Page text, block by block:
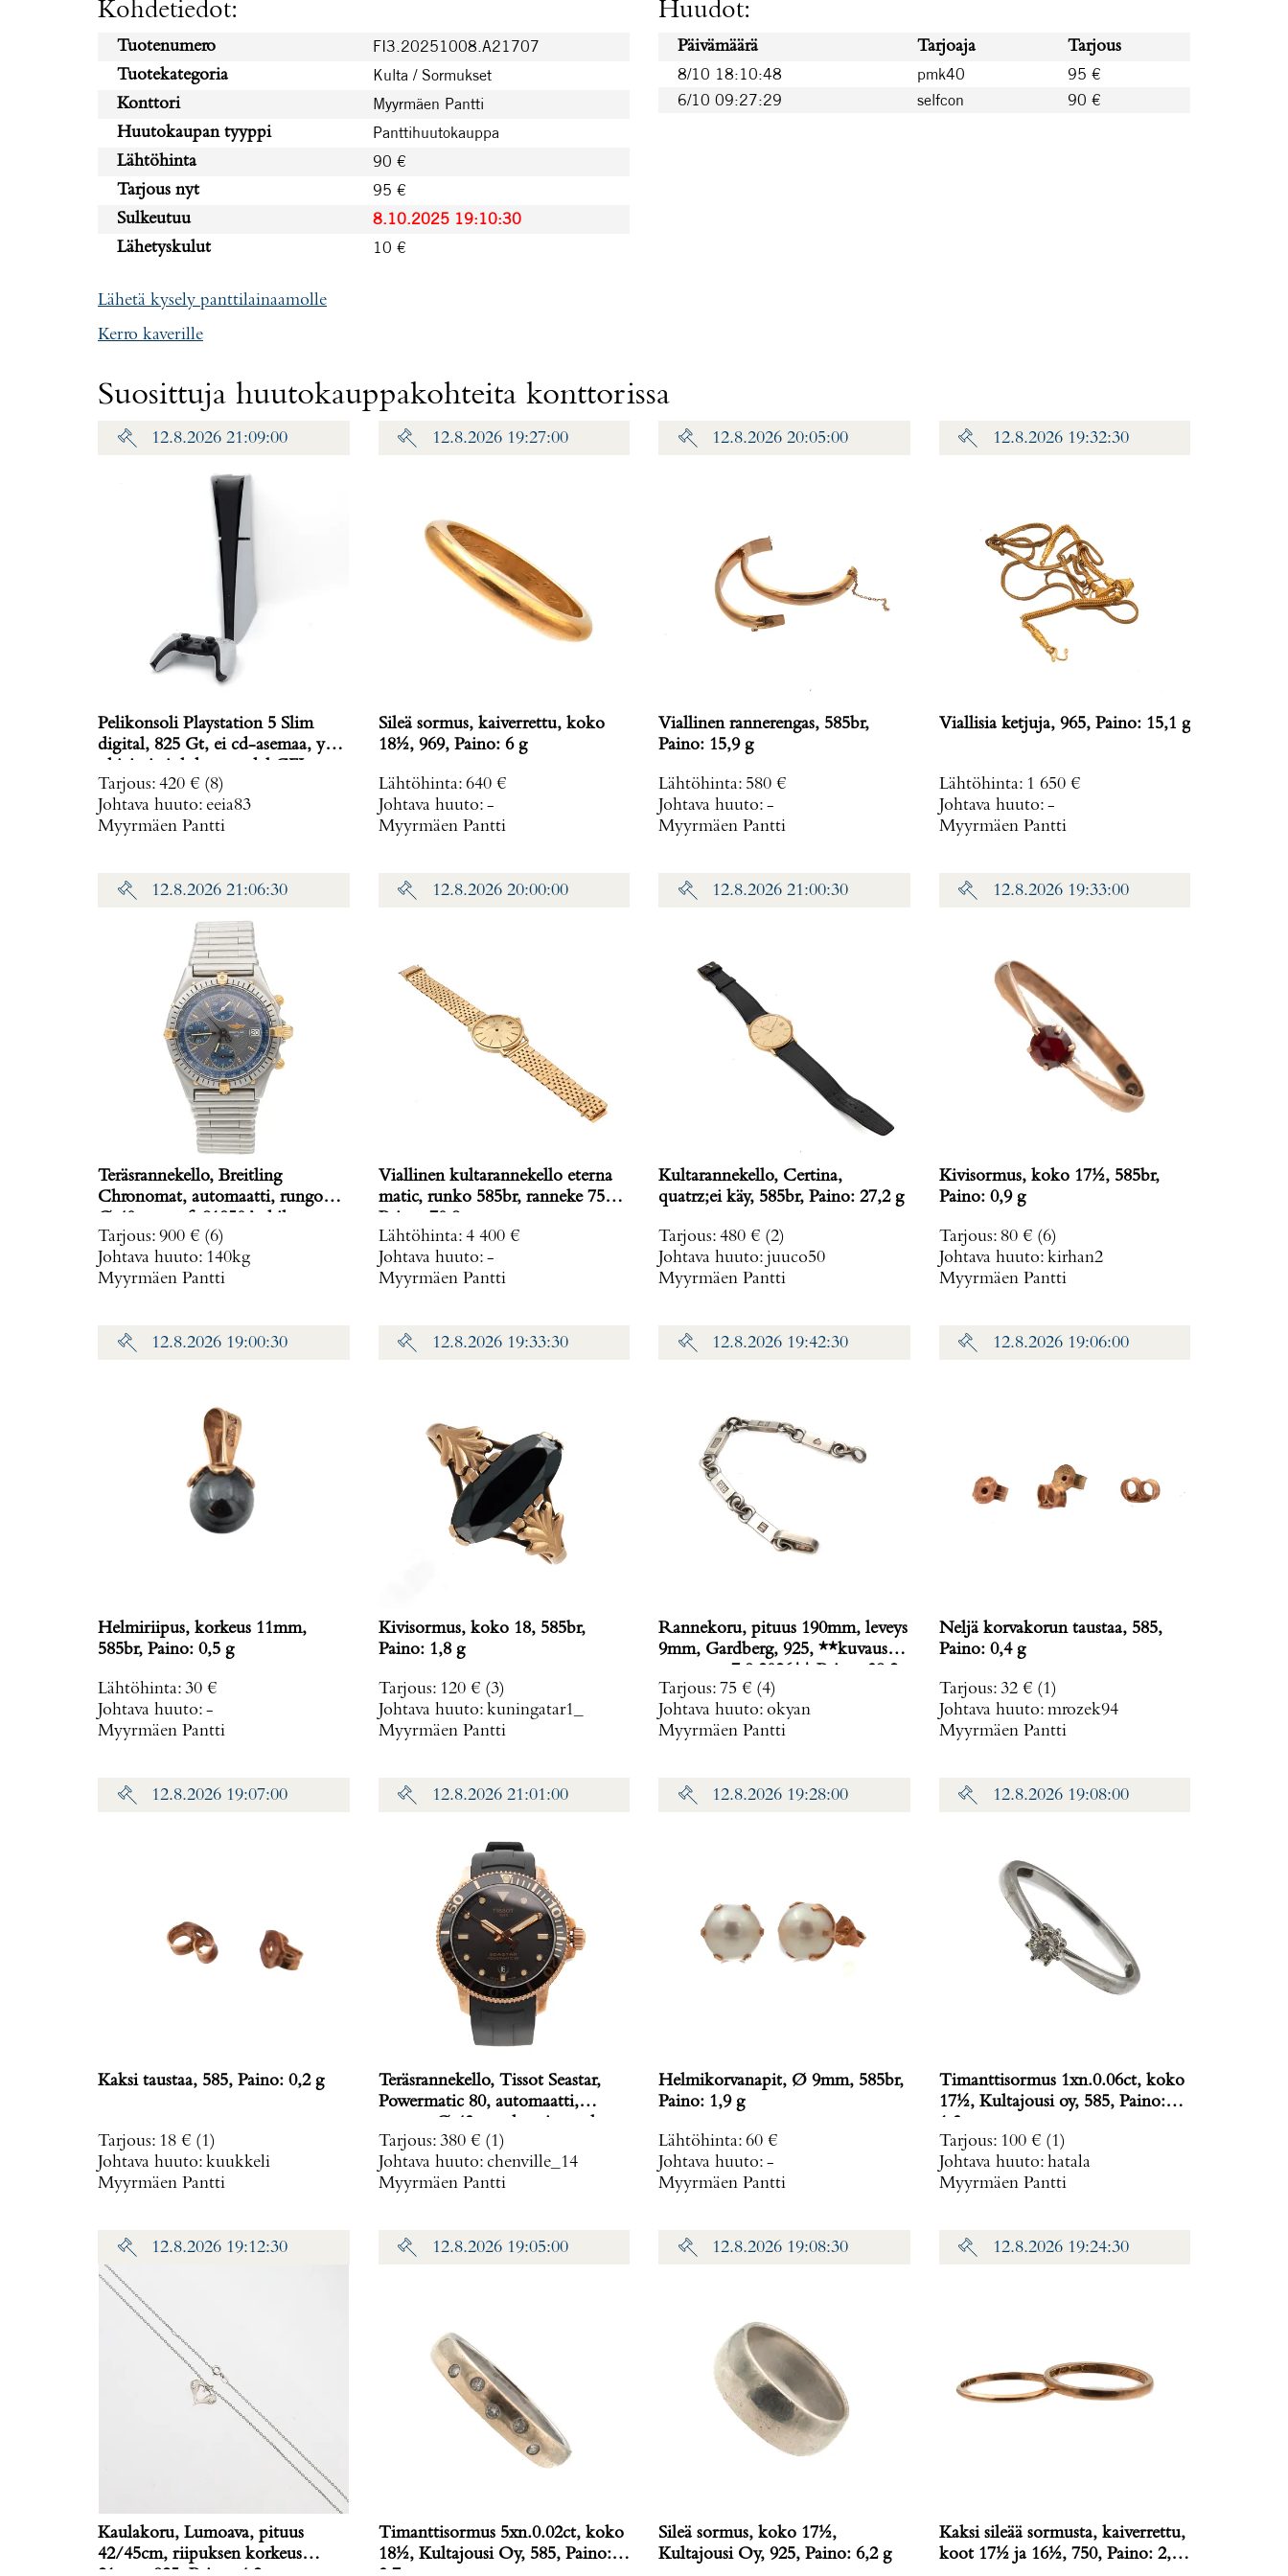
Kohdetiedot:
Tuotenumero FI3.20251008.A21707
Tuotekategoria Kulta / Sormukset
Konttori Myyrmäen Pantti
Huutokaupan tyyppi Panttihuutokauppa
Lähtöhinta 90 €
Tarjous nyt 95 €
Sulkeutuu 8.10.2025 19:10:30
Lähetyskulut 10 €
Lähetä kysely panttilainaamolle
Kerro kaverille
Huudot:
Päivämäärä Tarjoaja Tarjous
8/10 18:10:48 pmk40
95 €
6/10 09:27:29
selfcon 90 €
Suosittuja huutokauppakohteita konttorissa
12.8.2026 21:09:00
Pelikonsoli Playstation 5 Slim
digital, 825 Gt, ei cd-asemaa, yksi
2016,
Tarjous: 420 € (8)
Johtava huuto: eeia83
Myyrmäen Pantti
12.8.2026 19:27:00
Sileä sormus, kaiverrettu, koko
18½, 969, Paino: 6 g
Lähtöhinta: 640 €
Johtava huuto: -
Myyrmäen Pantti
12.8.2026 20:05:00
Viallinen rannerengas, 585br,
Paino: 15,9 g
Lähtöhinta: 580 €
Johtava huuto: -
Myyrmäen Pantti
12.8.2026 19:32:30
Viallisia ketjuja, 965, Paino: 15,1 g
Lähtöhinta: 1 650 €
Johtava huuto: -
Myyrmäen Pantti
12.8.2026 21:06:30
Teräsrannekello, Breitling
Chronomat, automaatti, rungon
pituus 160mm, nupista pala
irronnut, hihnan kiinnitys löysä,
laatikko, Paino: 0 g
Tarjous: 900 € (6)
Johtava huuto: 140kg
Myyrmäen Pantti
12.8.2026 20:00:00
Viallinen kultarannekello eterna
matic, runko 585br, ranneke 750,
Lähtöhinta: 4 400 €
Johtava huuto: -
Myyrmäen Pantti
12.8.2026 21:00:30
Kultarannekello, Certina,
quatrz;ei käy, 585br, Paino: 27,2 g
Tarjous: 480 € (2)
Johtava huuto: juuco50
Myyrmäen Pantti
12.8.2026 19:33:00
Kivisormus, koko 17½, 585br,
Paino: 0,9 g
Tarjous: 80 € (6)
Johtava huuto: kirhan2
Myyrmäen Pantti
12.8.2026 19:00:30
Helmiriipus, korkeus 11mm,
585br, Paino: 0,5 g
Lähtöhinta: 30 €
Johtava huuto: -
Myyrmäen Pantti
12.8.2026 19:33:30
Kivisormus, koko 18, 585br,
Paino: 1,8 g
Tarjous: 120 € (3)
Johtava huuto: kuningatar1_
Myyrmäen Pantti
12.8.2026 19:42:30
Rannekoru, pituus 190mm, leveys
9mm, Gardberg, 925, **kuvausta
g
Tarjous: 75 € (4)
Johtava huuto: okyan
Myyrmäen Pantti
12.8.2026 19:06:00
Neljä korvakorun taustaa, 585,
Paino: 0,4 g
Tarjous: 32 € (1)
Johtava huuto: mrozek94
Myyrmäen Pantti
12.8.2026 19:07:00
Kaksi taustaa, 585, Paino: 0,2 g
Tarjous: 18 € (1)
Johtava huuto: kuukkeli
Myyrmäen Pantti
12.8.2026 21:01:00
Teräsrannekello, Tissot Seastar,
Powermatic 80, automaatti,
ref. T120407A,
Tarjous: 380 € (1)
Johtava huuto: chenville_14
Myyrmäen Pantti
12.8.2026 19:28:00
Helmikorvanapit, Ø 9mm, 585br,
Paino: 1,9 g
Lähtöhinta: 60 €
Johtava huuto: -
Myyrmäen Pantti
12.8.2026 19:08:00
Timanttisormus 1xn.0.06ct, koko
17½, Kultajousi oy, 585, Paino:
Tarjous: 100 € (1)
Johtava huuto: hatala
Myyrmäen Pantti
12.8.2026 19:12:30
Kaulakoru, Lumoava, pituus
42/45cm, riipuksen korkeus
12.8.2026 19:05:00
Timanttisormus 5xn.0.02ct, koko
18½, Kultajousi Oy, 585, Paino:
12.8.2026 19:08:30
Sileä sormus, koko 17½,
Kultajousi Oy, 925, Paino: 6,2 g
12.8.2026 19:24:30
Kaksi sileää sormusta, kaiverrettu,
koot 17½ ja 16½, 750, Paino: 2,5